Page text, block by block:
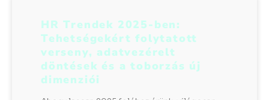
HR Trendek 2025-ben:
Tehetségekért folytatott
verseny, adatvezérelt
döntések és a toborzás új
dimenziói